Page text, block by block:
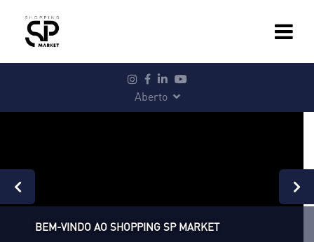
Aberto
BEM-VINDO AO SHOPPING SP MARKET